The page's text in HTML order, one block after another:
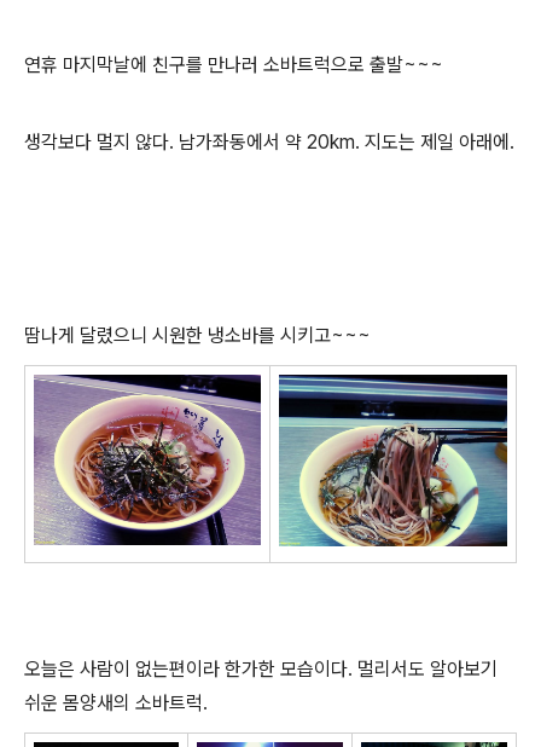
연휴 마지막날에 친구를 만나러 소바트럭으로 출발~~~
생각보다 멀지 않다. 남가좌동에서 약 20km. 지도는 제일 아래에.
땀나게 달렸으니 시원한 냉소바를 시키고~~~
오늘은 사람이 없는편이라 한가한 모습이다. 멀리서도 알아보기
쉬운 몸양새의 소바트럭.